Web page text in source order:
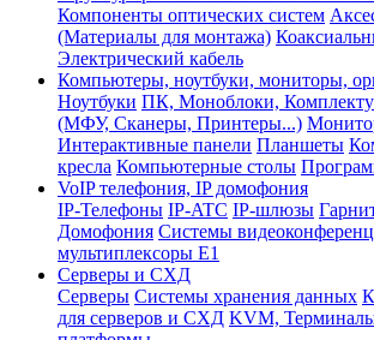
Компоненты оптических систем
(Материалы для монтажа)
Электрический кабель
Компьютеры, ноутбуки, мониторы,
Ноутбуки ПК, Моноблоки,
(МФУ, Сканеры, Принтеры...)
Интерактивные панели Планшеты
кресла Компьютерные столы
VoIP телефония, IP домофония
IP-Телефоны IP-ATC IP-шлюзы
Домофония Системы
мультиплексоры Е1
Серверы и СХД
Серверы Системы хранения данных
для серверов и СХД KVM,